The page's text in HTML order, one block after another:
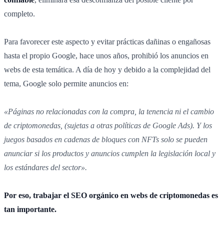
completo.
Para favorecer este aspecto y evitar prácticas dañinas o engañosas
hasta el propio Google, hace unos años, prohibió los anuncios en
webs de esta temática. A día de hoy y debido a la complejidad del
tema, Google solo permite anuncios en:
«Páginas no relacionadas con la compra, la tenencia ni el cambio
de criptomonedas, (sujetas a otras políticas de Google Ads). Y los
juegos basados en cadenas de bloques con NFTs solo se pueden
anunciar si los productos y anuncios cumplen la legislación local y
los estándares del sector».
Por eso, trabajar el SEO orgánico en webs de criptomonedas es
tan importante.